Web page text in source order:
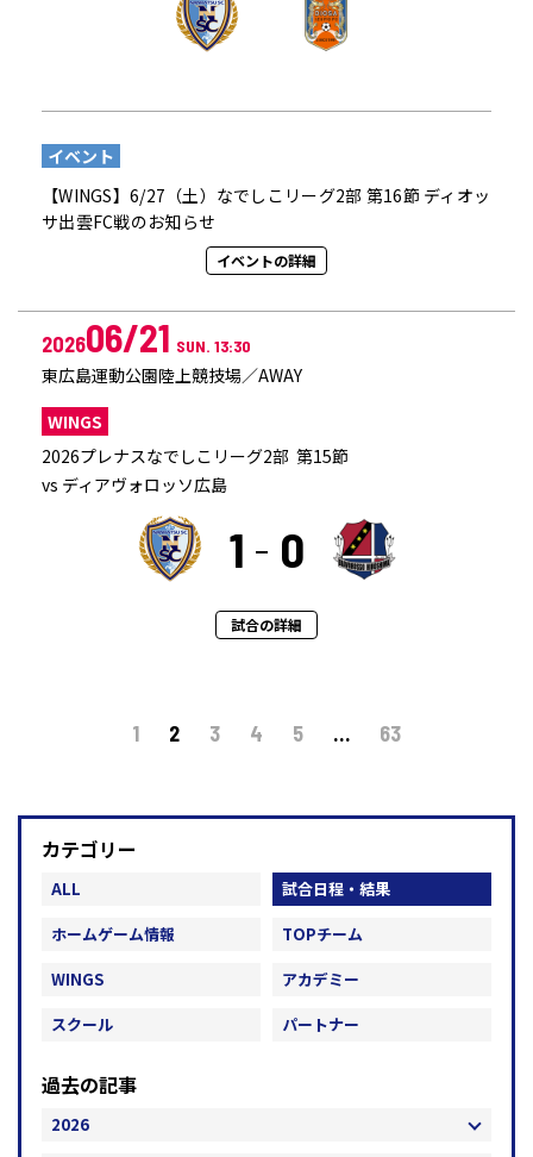
イベント
【WINGS】6/27（土）なでしこリーグ2部 第16節 ディオッ
サ出雲FC戦のお知らせ
イベントの詳細
202606/21 SUN. 13:30
東広島運動公園陸上競技場／AWAY
WINGS
2026プレナスなでしこリーグ2部 第15節
vs ディアヴォロッソ広島
1 0
試合の詳細
1 2 3 4 5 … 63
カテゴリー
ALL
試合日程・結果
ホームゲーム情報
TOPチーム
WINGS
アカデミー
スクール
パートナー
過去の記事
2026